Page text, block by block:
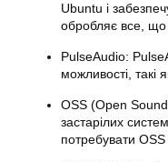
Ubuntu і
обробляє все, що
PulseAudio:
можливості, такі
OSS (Open
застарілих
потребувати